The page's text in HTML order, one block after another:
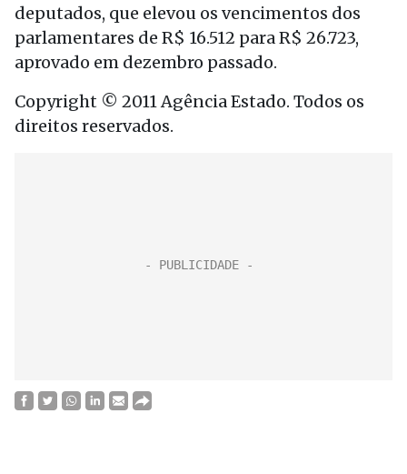
deputados, que elevou os vencimentos dos
parlamentares de R$ 16.512 para R$ 26.723,
aprovado em dezembro passado.
Copyright © 2011 Agência Estado. Todos os
direitos reservados.